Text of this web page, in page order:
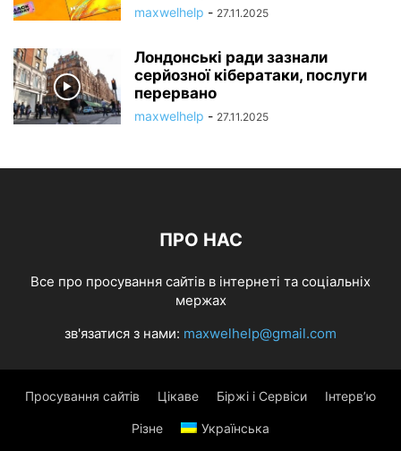
maxwelhelp - 27.11.2025
Лондонські ради зазнали
серйозної кібератаки, послуги
перервано
maxwelhelp - 27.11.2025
ПРО НАС
Все про просування сайтів в інтернеті та соціальніх
мержах
зв'язатися з нами: maxwelhelp@gmail.com
Просування сайтів Цікаве Біржі і Сервіси Інтерв’ю
Різне Українська